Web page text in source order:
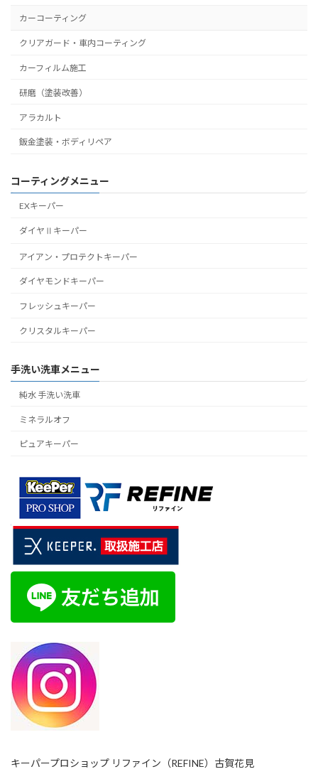
カーコーティング
クリアガード・車内コーティング
カーフィルム施工
研磨（塗装改善）
アラカルト
鈑金塗装・ボディリペア
コーティングメニュー
EXキーパー
ダイヤⅡキーパー
アイアン・プロテクトキーパー
ダイヤモンドキーパー
フレッシュキーパー
クリスタルキーパー
手洗い洗車メニュー
純水 手洗い洗車
ミネラルオフ
ピュアキーパー
キーパープロショップ リファイン（REFINE）古賀花見